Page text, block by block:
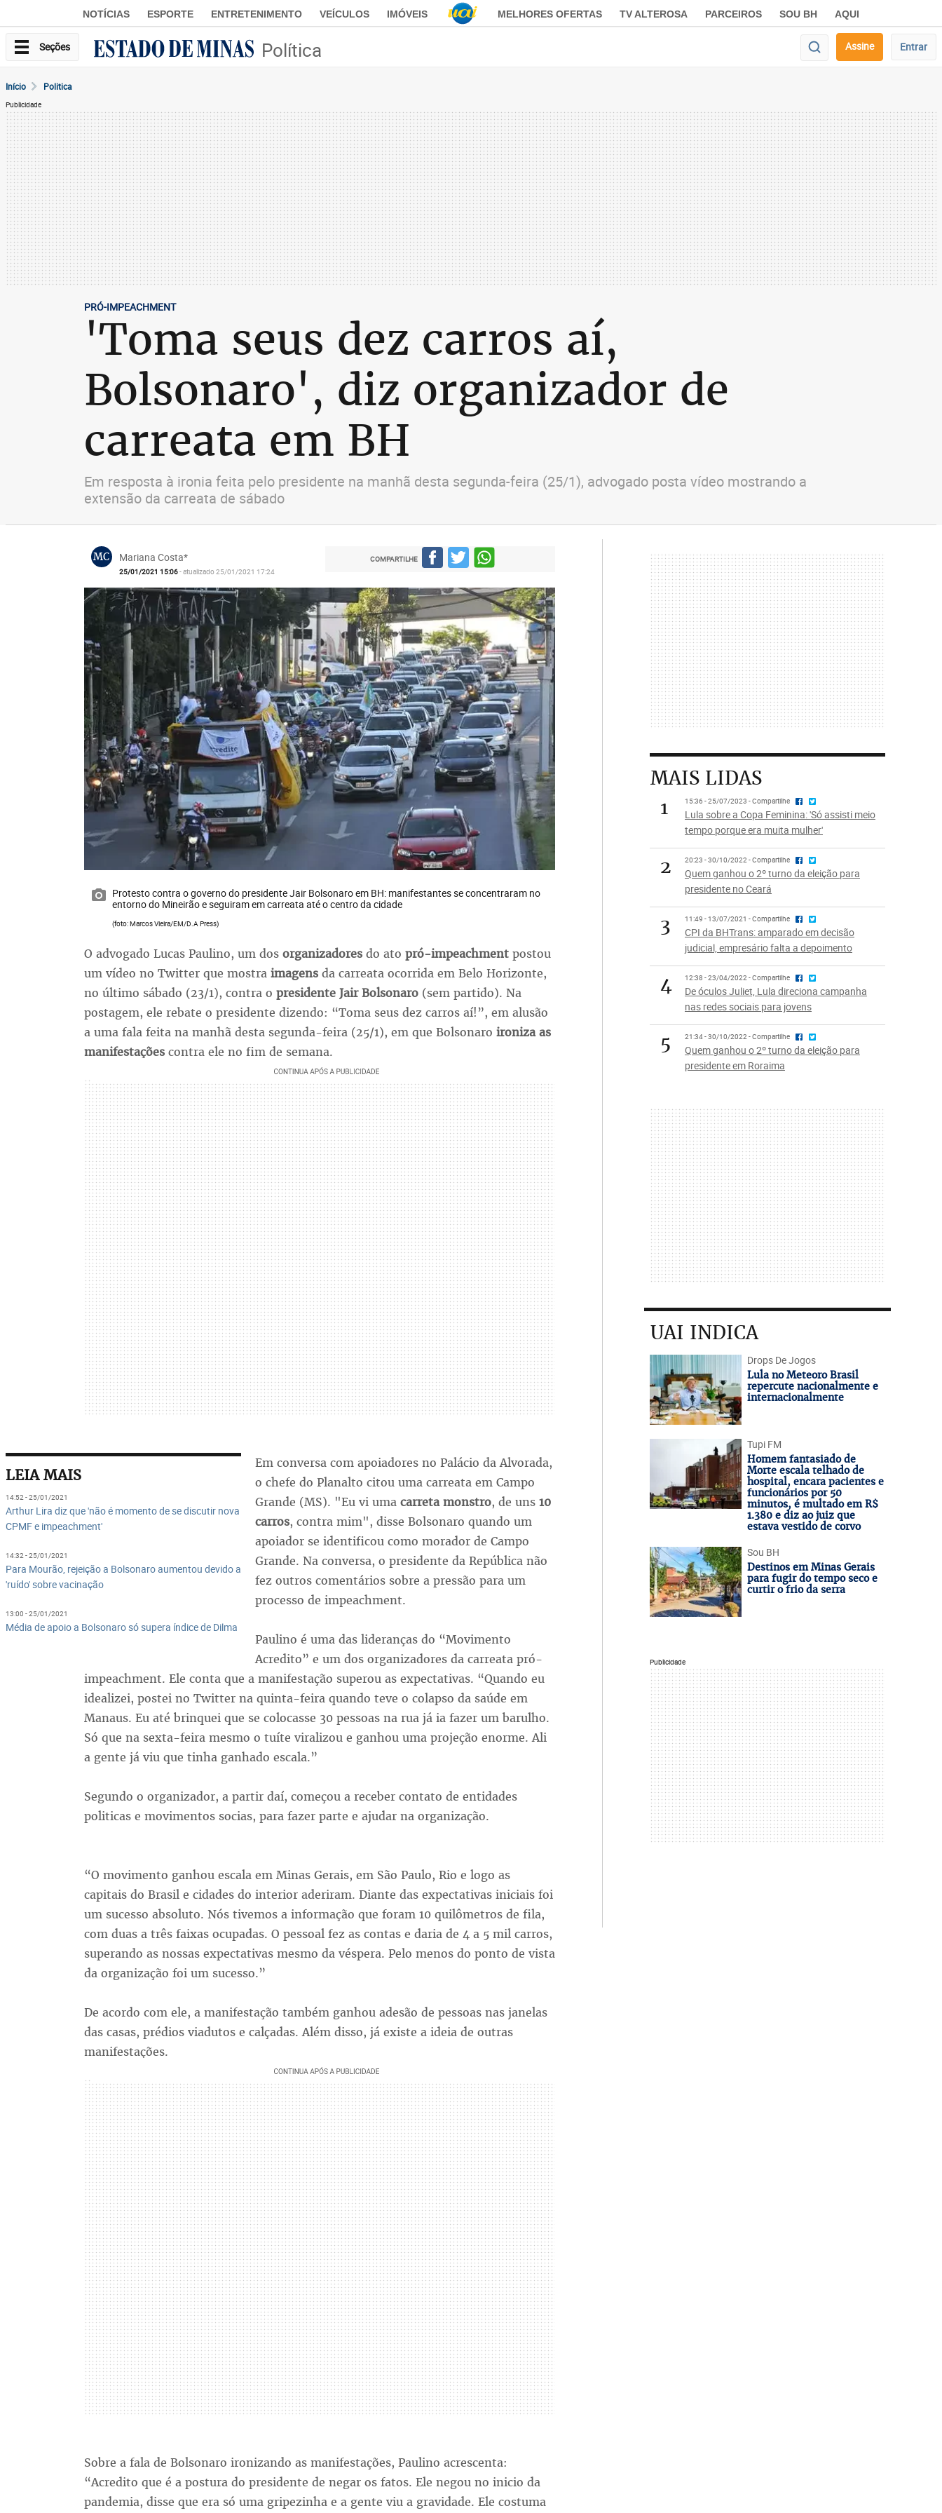
NOTÍCIAS ESPORTE ENTRETENIMENTO VEÍCULOS IMÓVEIS MELHORES OFERTAS TV ALTEROSA PARCEIROS SOU BH AQUI
Seções Política Assine Entrar
Início Politica
Publicidade
PRÓ-IMPEACHMENT
'Toma seus dez carros aí,
Bolsonaro', diz organizador de
carreata em BH
Em resposta à ironia feita pelo presidente na manhã desta segunda-feira (25/1), advogado posta vídeo mostrando a
extensão da carreata de sábado
MC Mariana Costa*
25/01/2021 15:06- atualizado 25/01/2021 17:24
COMPARTILHE
Protesto contra o governo do presidente Jair Bolsonaro em BH: manifestantes se concentraram no
entorno do Mineirão e seguiram em carreata até o centro da cidade
(foto: Marcos Vieira/EM/D.A Press)
O advogado Lucas Paulino, um dos organizadoresdo ato pró-impeachment postou
um vídeo no Twitter que mostra imagensda carreata ocorrida em Belo Horizonte,
no último sábado (23/1), contra o presidente Jair Bolsonaro(sem partido). Na
postagem, ele rebate o presidente dizendo: “Toma seus dez carros aí!”, em alusão
a uma fala feita na manhã desta segunda-feira (25/1), em que Bolsonaro ironiza as
manifestaçõescontra ele no fim de semana.
LEIA MAIS
14:52 - 25/01/2021
Arthur Lira diz que 'não é momento de se discutir nova
CPMF e impeachment'
14:32 - 25/01/2021
Para Mourão, rejeição a Bolsonaro aumentou devido a
'ruído' sobre vacinação
13:00 - 25/01/2021
Média de apoio a Bolsonaro só supera índice de Dilma
Em conversa com apoiadores no Palácio da Alvorada,
o chefe do Planalto citou uma carreata em Campo
Grande (MS). "Eu vi uma carreta monstro, de uns 10
carros, contra mim", disse Bolsonaro quando um
apoiador se identificou como morador de Campo
Grande. Na conversa, o presidente da República não
fez outros comentários sobre a pressão para um
processo de impeachment.
Paulino é uma das lideranças do “Movimento
Acredito” e um dos organizadores da carreata pró-
impeachment. Ele conta que a manifestação superou as expectativas. “Quando eu
idealizei, postei no Twitter na quinta-feira quando teve o colapso da saúde em
Manaus. Eu até brinquei que se colocasse 30 pessoas na rua já ia fazer um barulho.
Só que na sexta-feira mesmo o tuíte viralizou e ganhou uma projeção enorme. Ali
a gente já viu que tinha ganhado escala.”
Segundo o organizador, a partir daí, começou a receber contato de entidades
politicas e movimentos socias, para fazer parte e ajudar na organização.
“O movimento ganhou escala em Minas Gerais, em São Paulo, Rio e logo as
capitais do Brasil e cidades do interior aderiram. Diante das expectativas iniciais foi
um sucesso absoluto. Nós tivemos a informação que foram 10 quilômetros de fila,
com duas a três faixas ocupadas. O pessoal fez as contas e daria de 4 a 5 mil carros,
superando as nossas expectativas mesmo da véspera. Pelo menos do ponto de vista
da organização foi um sucesso.”
De acordo com ele, a manifestação também ganhou adesão de pessoas nas janelas
das casas, prédios viadutos e calçadas. Além disso, já existe a ideia de outras
manifestações.
Sobre a fala de Bolsonaro ironizando as manifestações, Paulino acrescenta:
“Acredito que é a postura do presidente de negar os fatos. Ele negou no inicio da
pandemia, disse que era só uma gripezinha e a gente viu a gravidade. Ele costuma
MAIS LIDAS
1
15:36 - 25/07/2023 - Compartilhe
Lula sobre a Copa Feminina: 'Só assisti meio
tempo porque era muita mulher'
2 20:23 - 30/10/2022 - Compartilhe
Quem ganhou o 2º turno da eleição para
presidente no Ceará
3 11:49 - 13/07/2021 - Compartilhe
CPI da BHTrans: amparado em decisão
judicial, empresário falta a depoimento
4 12:38 - 23/04/2022 - Compartilhe
De óculos Juliet, Lula direciona campanha
nas redes sociais para jovens
5 21:34 - 30/10/2022 - Compartilhe
Quem ganhou o 2º turno da eleição para
presidente em Roraima
UAI INDICA
Drops De Jogos
Lula no Meteoro Brasil
repercute nacionalmente e
internacionalmente
Tupi FM
Homem fantasiado de
Morte escala telhado de
hospital, encara pacientes e
funcionários por 50
minutos, é multado em R$
1.380 e diz ao juiz que
estava vestido de corvo
Sou BH
Destinos em Minas Gerais
para fugir do tempo seco e
curtir o frio da serra
Publicidade